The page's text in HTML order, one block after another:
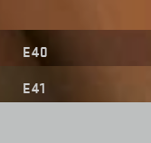
E40
E41